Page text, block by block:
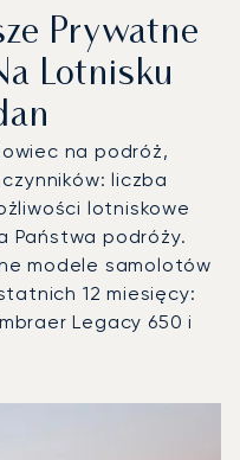
Prywatne
Lotnisku
na podróż,
liczba
lotniskowe
Państwa podróży.
modele samolotów
12 miesięcy:
Legacy 650 i